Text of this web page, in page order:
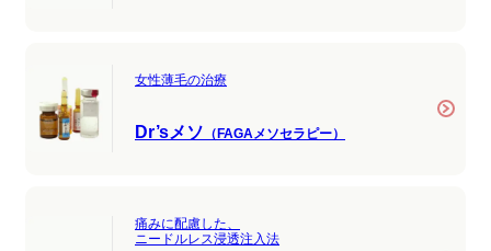
女性薄毛の治療
Dr’sメソ （FAGAメソセラピー）
痛みに配慮した、
ニードルレス浸透注入法